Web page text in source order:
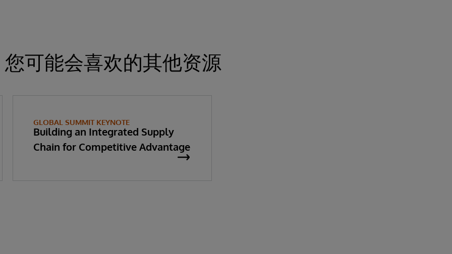
您可能会喜欢的其他资源
GLOBAL SUMMIT KEYNOTE
Building an Integrated Supply
Chain for Competitive Advantage